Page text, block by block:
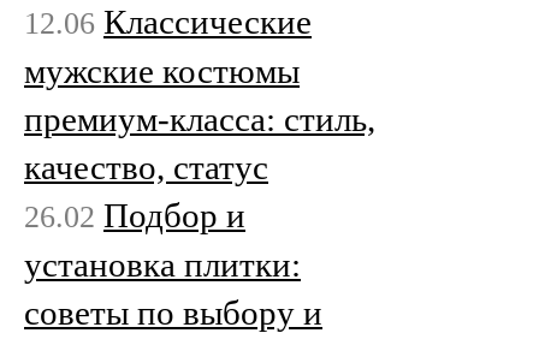
12.06 Классические
мужские костюмы
премиум-класса: стиль,
качество, статус
26.02 Подбор и
установка плитки:
советы по выбору и